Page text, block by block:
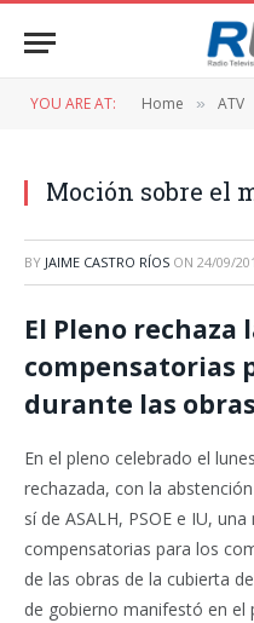
YOU ARE AT: Home » ATV
Moción sobre el
BY JAIME CASTRO RÍOS ON 24/09/
El Pleno rechaza
compensatorias
durante las
En el pleno celebrado el
rechazada, con la
sí de ASALH, PSOE e IU,
compensatorias para los
de las obras de la cubierta
de gobierno manifestó en